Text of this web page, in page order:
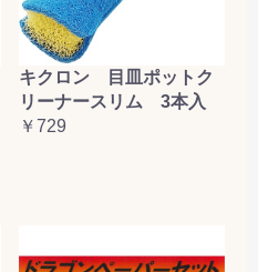
キクロン 目皿ポットク
リーナースリム 3本入
￥729